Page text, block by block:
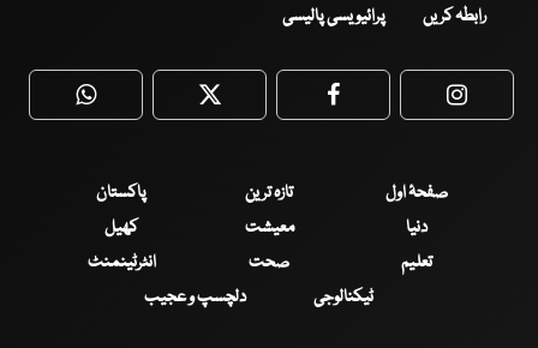
رابطہ کریں پرائیویسی پالیسی
WhatsApp Twitter Facebook
صفحۂ اول تازہ ترین
پاکستان
دنیا
معیشت
کھیل
تعلیم
صحت
انٹرٹینمنٹ
ٹیکنالوجی
دلچسپ و عجیب